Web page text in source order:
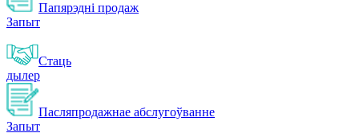
Папярэдні продаж
Запыт
Стаць
дылер
Пасляпродажнае абслугоўванне
Запыт